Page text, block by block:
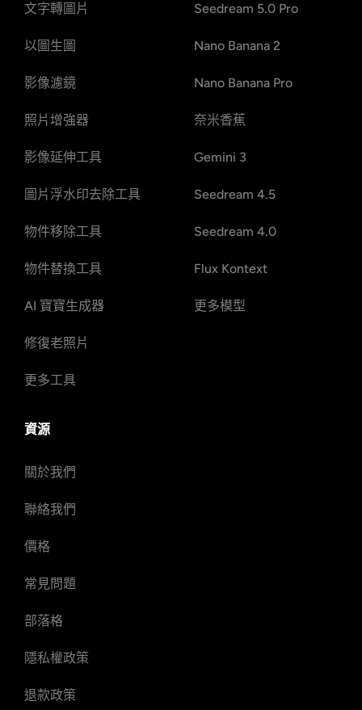
文字轉圖片
以圖生圖
影像濾鏡
照片增強器
影像延伸工具
圖片浮水印去除工具
物件移除工具
物件替換工具
AI 寶寶生成器
修復老照片
更多工具
Seedream 5.0 Pro
Nano Banana 2
Nano Banana Pro
奈米香蕉
Gemini 3
Seedream 4.5
Seedream 4.0
Flux Kontext
更多模型
資源
關於我們
聯絡我們
價格
常見問題
部落格
隱私權政策
退款政策